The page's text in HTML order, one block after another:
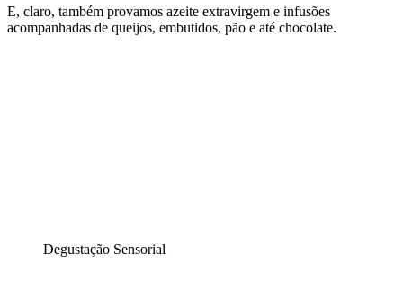
E, claro, também provamos azeite extravirgem e infusões
acompanhadas de queijos, embutidos, pão e até chocolate.
Degustação Sensorial